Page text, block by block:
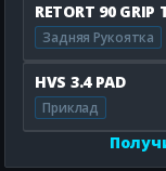
RETORT 90 GRIP
Задняя Рукоятка
HVS 3.4 PAD
Приклад